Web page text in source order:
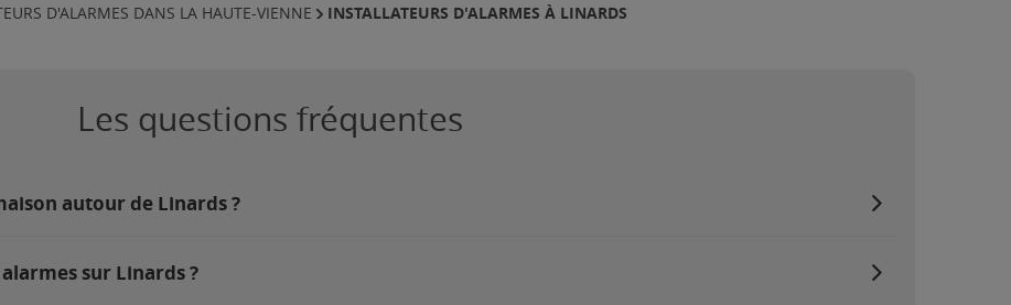
D'ALARMES DANS LA HAUTE-VIENNE INSTALLATEURS D'ALARMES À LINARDS
Les questions fréquentes
autour de Linards ?
sur Linards ?